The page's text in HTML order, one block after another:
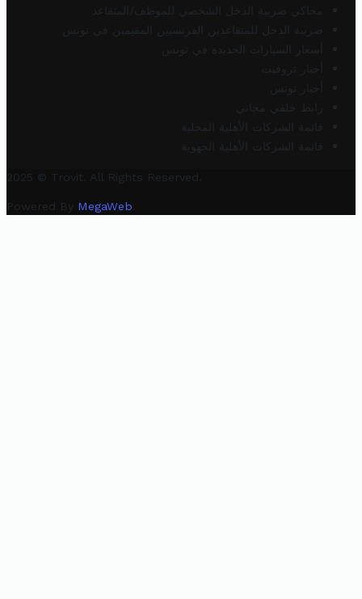
محاكي ضريبة الدخل الشخصي للموظف/المتقاعد
ضريبة الدخل للمتقاعدين الفرنسيين المقيمين في تونس
أسعار السيارات الجديدة في تونس
أخبار تروفيت
أخبار تونس
رابط خلفي مجاني
قائمة الشركات الأهلية المحلية
قائمة الشركات الأهلية الجهوية
2025 © Trovit. All Rights Reserved.
Powered By MegaWeb